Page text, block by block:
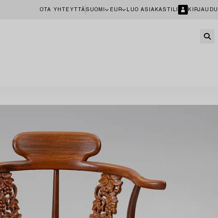
OTA YHTEYTTÄ SUOMI EUR LUO ASIAKASTILI KIRJAUDU